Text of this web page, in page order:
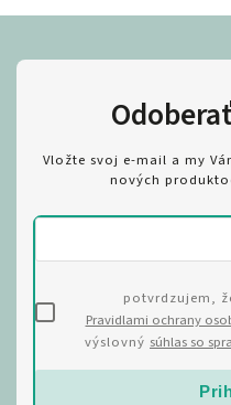
Vložte svoj e-mail a my
nových
potvrdzujem,
Pravidlami ochrany
výslovný súhlas so